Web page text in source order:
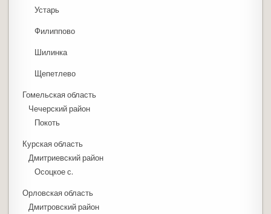
Устарь
Филиппово
Шилинка
Щепетлево
Гомельская область
Чечерский район
Покоть
Курская область
Дмитриевский район
Осоцкое с.
Орловская область
Дмитровский район